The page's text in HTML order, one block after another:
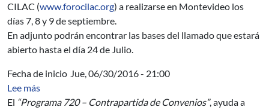
CILAC (www.forocilac.org) a realizarse en Montevideo los
días 7, 8 y 9 de septiembre.
En adjunto podrán encontrar las bases del llamado que estará
abierto hasta el día 24 de Julio.
Fecha de inicio Jue, 06/30/2016 - 21:00
Lee mássobre Programa 720: Contrapartida de Convenios -
El “Programa 720 – Contrapartida de Convenios”, ayuda a